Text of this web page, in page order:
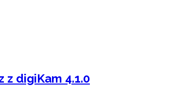
z digiKam 4.1.0